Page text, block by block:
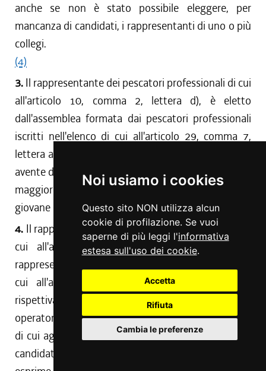
Noi usiamo i cookies
Questo sito NON utilizza alcun
cookie di profilazione. Se vuoi
saperne di più leggi l'informativa
estesa sull'uso dei cookie.
Accetta
Rifiuta
Cambia le preferenze
anche se non è stato possibile eleggere, per
mancanza di candidati, i rappresentanti di uno o più
collegi.
(4)
3. Il rappresentante dei pescatori professionali di cui
all'articolo 10, comma 2, lettera d), è eletto
dall'assemblea formata dai pescatori professionali
iscritti nell'elenco di cui all'articolo 29, comma 7,
lettera a). Le candidature sono individuali e ciascun
avente diritto esprime un voto. È eletto chi ottiene il
maggior numero di voti e, in caso di parità, il più
giovane d'età.
4. Il rappresentante degli operatori ittici volontari di
cui all'articolo 10, comma 2, lettera f), e il
rappresentante delle guardie giurate volontarie di
cui all'articolo 10, comma 2, lettera g), sono
rispettivamente eletti dalle assemblee formate dagli
operatori e dalle guardie giurate iscritti negli elenchi
di cui agli articoli 18, comma 3, e 43, comma 5. Le
candidature sono individuali e ciascun avente diritto